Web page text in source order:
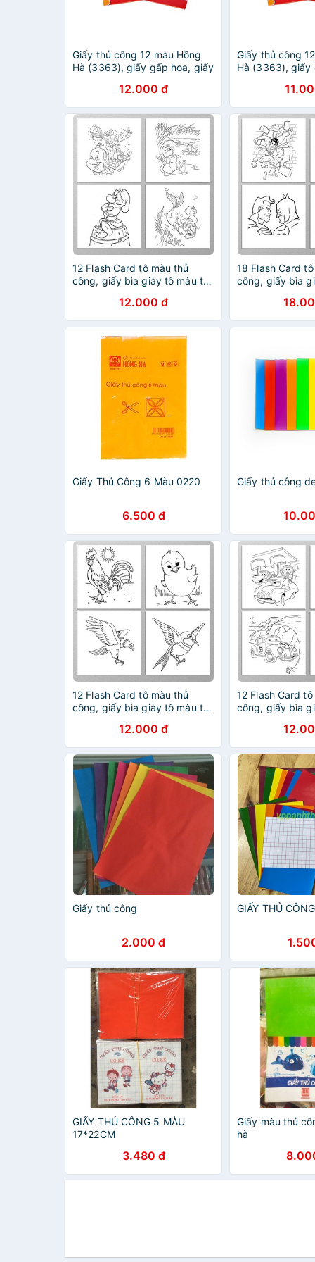
Giấy thủ công 12 màu Hồng
Hà (3363), giấy gấp hoa, giấy
12.000 đ
Giấy thủ công
Hà (3363), giấy
12 Flash Card tô màu thủ
công, giấy bìa giày tô màu thủ
(Thẻ rời kích thước 9cm x
9cm)
12.000 đ
18 Flash Card
công, giấy bìa
cho bé (Thẻ rời
9cm x 9cm)
Giấy Thủ Công 6 Màu 0220
6.500 đ
Giấy thủ công
12 Flash Card tô màu thủ
công, giấy bìa giày tô màu thủ
(Thẻ rời kích thước 9cm x
9cm))
12.000 đ
12 Flash Card
công, giấy bìa
(Thẻ rời kích
9cm))
Giấy thủ công
2.000 đ
GIẤY THỦ CÔNG
GIẤY THỦ CÔNG 5 MÀU
17*22CM
3.480 đ
Giấy màu thủ
hà